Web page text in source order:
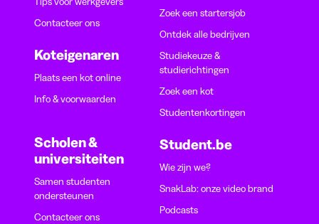
Contacteer ons
Koteigenaren
Plaats een kot online
Info & voorwaarden
Scholen &
universiteiten
Samen studenten
ondersteunen
Contacteer ons
Zoek een startersjob
Ontdek alle bedrijven
Studiekeuze &
studierichtingen
Zoek een kot
Studentenkortingen
Student.be
Wie zijn we?
SnakLab: onze video brand
Podcasts